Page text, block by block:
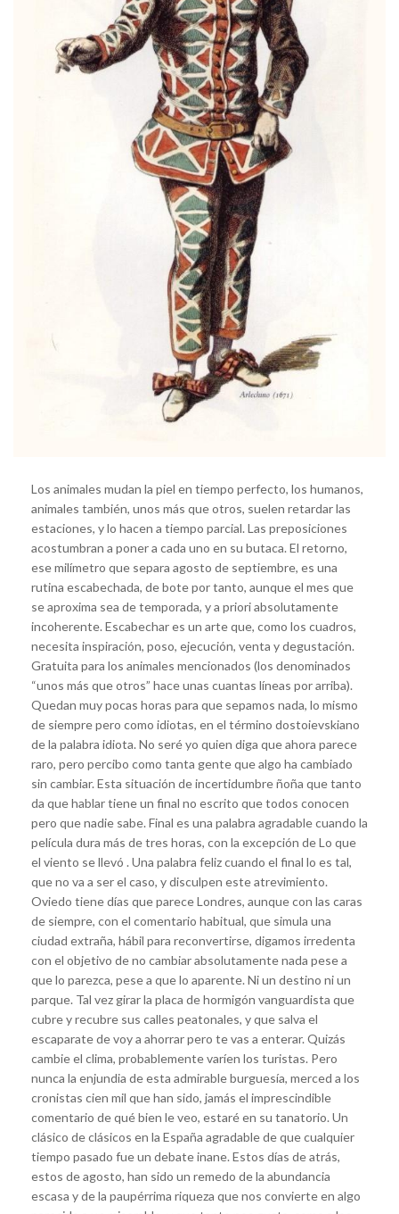
Los animales mudan la piel en tiempo perfecto, los humanos,
animales también, unos más que otros, suelen retardar las
estaciones, y lo hacen a tiempo parcial. Las preposiciones
acostumbran a poner a cada uno en su butaca. El retorno,
ese milímetro que separa agosto de septiembre, es una
rutina escabechada, de bote por tanto, aunque el mes que
se aproxima sea de temporada, y a priori absolutamente
incoherente. Escabechar es un arte que, como los cuadros,
necesita inspiración, poso, ejecución, venta y degustación.
Gratuita para los animales mencionados (los denominados
“unos más que otros” hace unas cuantas líneas por arriba).
Quedan muy pocas horas para que sepamos nada, lo mismo
de siempre pero como idiotas, en el término dostoievskiano
de la palabra idiota. No seré yo quien diga que ahora parece
raro, pero percibo como tanta gente que algo ha cambiado
sin cambiar. Esta situación de incertidumbre ñoña que tanto
da que hablar tiene un final no escrito que todos conocen
pero que nadie sabe. Final es una palabra agradable cuando la
película dura más de tres horas, con la excepción de Lo que
el viento se llevó . Una palabra feliz cuando el final lo es tal,
que no va a ser el caso, y disculpen este atrevimiento.
Oviedo tiene días que parece Londres, aunque con las caras
de siempre, con el comentario habitual, que simula una
ciudad extraña, hábil para reconvertirse, digamos irredenta
con el objetivo de no cambiar absolutamente nada pese a
que lo parezca, pese a que lo aparente. Ni un destino ni un
parque. Tal vez girar la placa de hormigón vanguardista que
cubre y recubre sus calles peatonales, y que salva el
escaparate de voy a ahorrar pero te vas a enterar. Quizás
cambie el clima, probablemente varíen los turistas. Pero
nunca la enjundia de esta admirable burguesía, merced a los
cronistas cien mil que han sido, jamás el imprescindible
comentario de qué bien le veo, estaré en su tanatorio. Un
clásico de clásicos en la España agradable de que cualquier
tiempo pasado fue un debate inane. Estos días de atrás,
estos de agosto, han sido un remedo de la abundancia
escasa y de la paupérrima riqueza que nos convierte en algo